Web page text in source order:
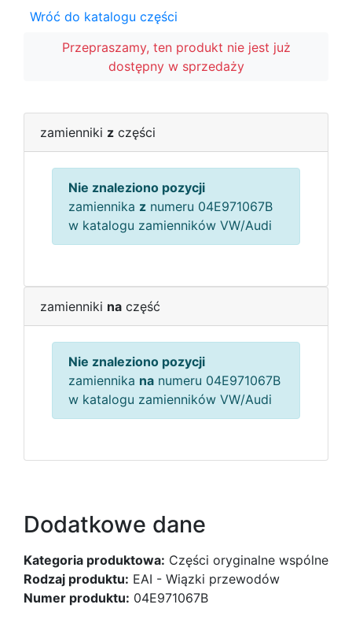
Wróć do katalogu części
Przepraszamy, ten produkt nie jest już
dostępny w sprzedaży
zamienniki z części
Nie znaleziono pozycji
zamiennika z numeru 04E971067B
w katalogu zamienników VW/Audi
zamienniki na część
Nie znaleziono pozycji
zamiennika na numeru 04E971067B
w katalogu zamienników VW/Audi
Dodatkowe dane
Kategoria produktowa: Części oryginalne wspólne
Rodzaj produktu: EAI - Wiązki przewodów
Numer produktu: 04E971067B